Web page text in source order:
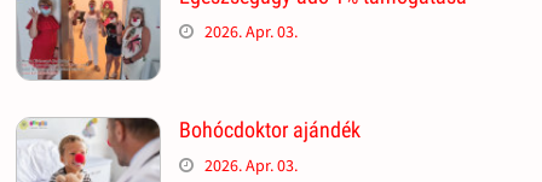
2026. Apr. 03.
Bohócdoktor ajándék
2026. Apr. 03.